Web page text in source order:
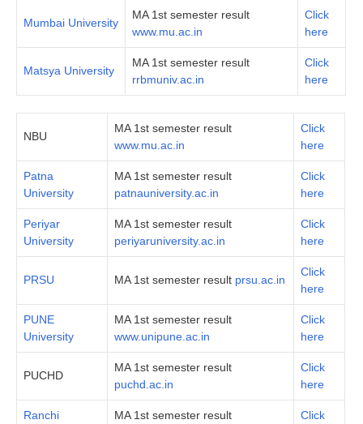
Mumbai University
MA 1st semester result
www.mu.ac.in
Click
here
Matsya University
MA 1st semester result
rrbmuniv.ac.in
Click
here
NBU
MA 1st semester result
www.mu.ac.in
Click
here
Patna
University
MA 1st semester result
patnauniversity.ac.in
Click
here
Periyar
University
MA 1st semester result
periyaruniversity.ac.in
Click
here
PRSU MA 1st semester result prsu.ac.in
Click
here
PUNE
University
MA 1st semester result
www.unipune.ac.in
Click
here
PUCHD
MA 1st semester result
puchd.ac.in
Click
here
Ranchi
MA 1st semester result
Click